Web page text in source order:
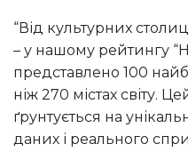
“Від культурних столиць до економічних гігантів
– у нашому рейтингу
представлено 100
ніж 270 містах світу.
ґрунтується на
даних і реального